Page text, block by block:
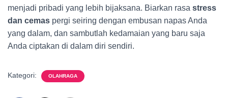
menjadi pribadi yang lebih bijaksana. Biarkan rasa stress
dan cemas pergi seiring dengan embusan napas Anda
yang dalam, dan sambutlah kedamaian yang baru saja
Anda ciptakan di dalam diri sendiri.
Kategori: OLAHRAGA